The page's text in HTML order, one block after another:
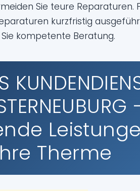
Sie teure Reparaturen.
kurzfristig
kompetente Beratung.
Therme